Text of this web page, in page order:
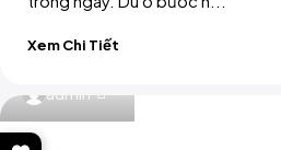
Xem Chi Tiết
admin